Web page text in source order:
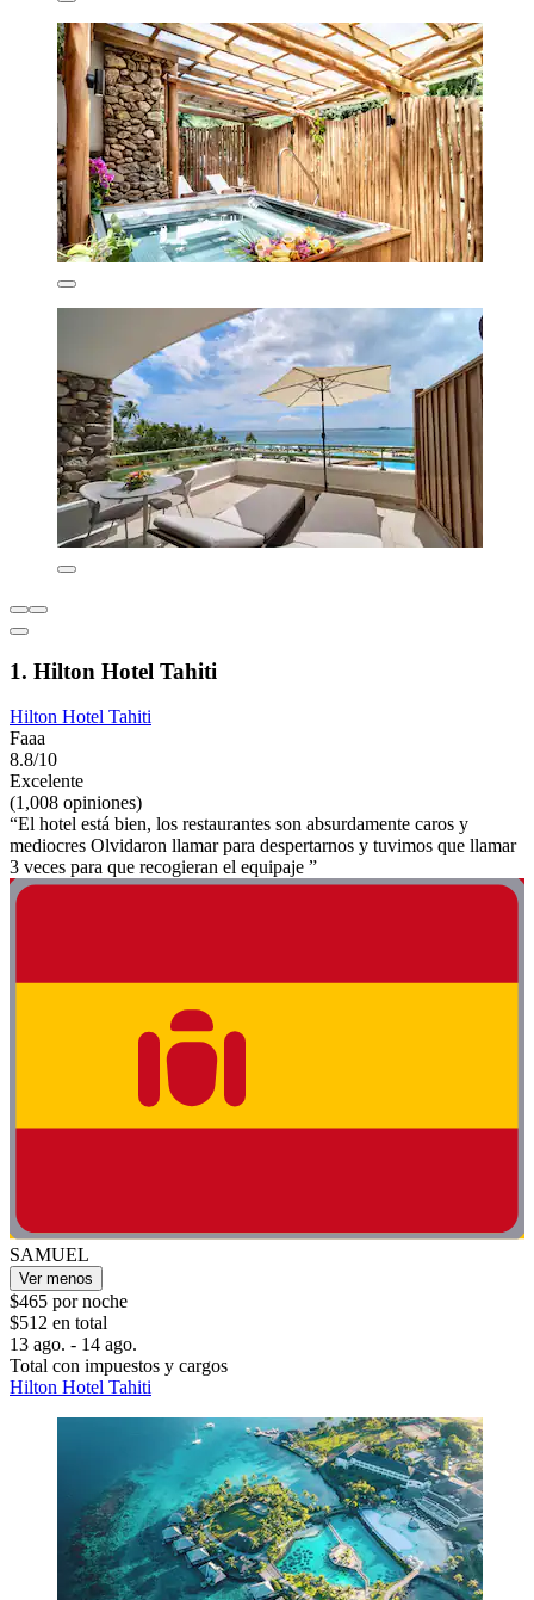
1. Hilton Hotel Tahiti
Hilton Hotel Tahiti
Faaa
8.8/10
Excelente
(1,008 opiniones)
“El hotel está bien, los restaurantes son absurdamente caros y
mediocres Olvidaron llamar para despertarnos y tuvimos que llamar
3 veces para que recogieran el equipaje ”
SAMUEL
Ver menos
$465 por noche
$512 en total
13 ago. - 14 ago.
Total con impuestos y cargos
Hilton Hotel Tahiti